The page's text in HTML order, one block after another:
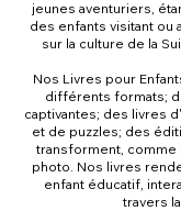
jeunes aventuriers,
des enfants visitant ou
sur la culture de la
Nos Livres pour
différents formats;
captivantes; des livres
et de puzzles; des
transforment, comme
photo. Nos livres
enfant éducatif,
travers